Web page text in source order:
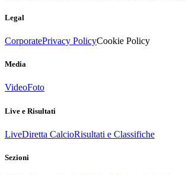
Legal
CorporatePrivacy PolicyCookie Policy
Media
VideoFoto
Live e Risultati
LiveDiretta CalcioRisultati e Classifiche
Sezioni